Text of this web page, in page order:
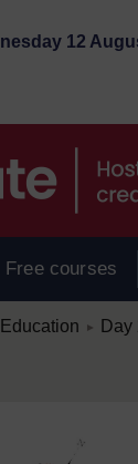
12
Free courses
►